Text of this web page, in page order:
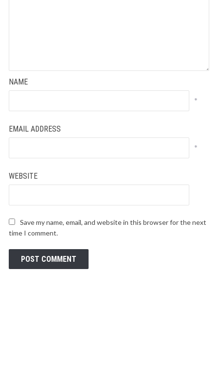
NAME
*
EMAIL ADDRESS
*
WEBSITE
Save my name, email, and website in this browser for the next
time I comment.